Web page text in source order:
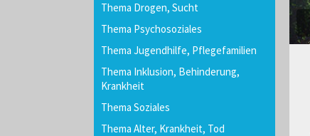
Thema Drogen, Sucht
Thema Psychosoziales
Thema Jugendhilfe, Pflegefamilien
Thema Inklusion, Behinderung,
Krankheit
Thema Soziales
Thema Alter, Krankheit, Tod